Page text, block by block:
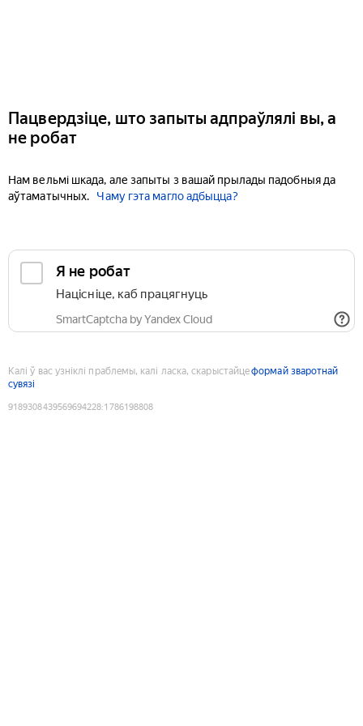
Пацвердзіце, што запыты адпраўлялі вы, а
не робат
Нам вельмі шкада, але запыты з вашай прылады падобныя да
аўтаматычных.
Чаму гэта магло адбыцца?
Я не робат
Націсніце, каб працягнуць
SmartCaptcha by Yandex Cloud
Калі ў вас узніклі праблемы, калі ласка, скарыстайцеформай зваротнай
сувязі
9189308439569694228:1786198808